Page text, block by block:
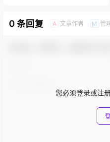
0 条回复 A 文章作者 M 管
您必须登录或注